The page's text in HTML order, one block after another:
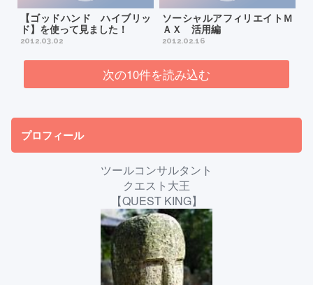
【ゴッドハンド ハイブリッ
ド】を使って見ました！
2012.03.02
ソーシャルアフィリエイトＭ
ＡＸ 活用編
2012.02.16
次の10件を読み込む
プロフィール
ツールコンサルタント
クエスト大王
【QUEST KING】